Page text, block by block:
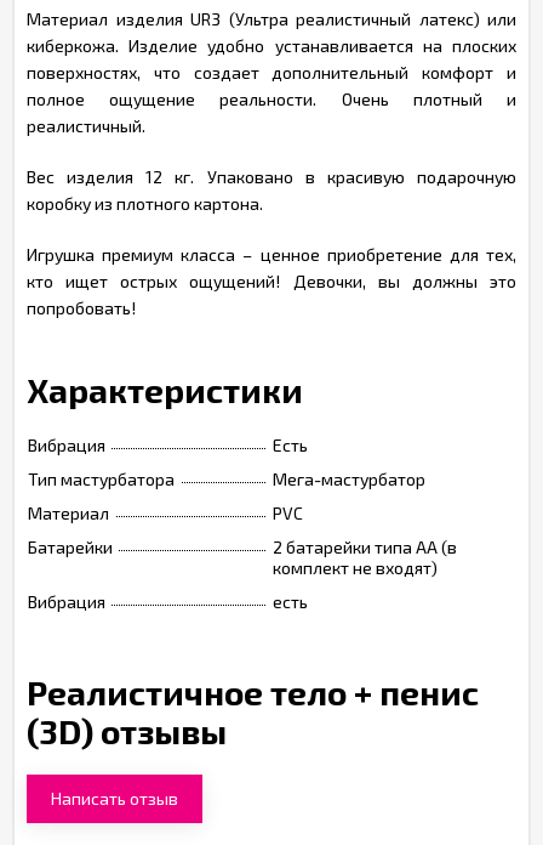
Материал изделия UR3 (Ультра реалистичный латекс) или
киберкожа. Изделие удобно устанавливается на плоских
поверхностях, что создает дополнительный комфорт и
полное ощущение реальности. Очень плотный и
реалистичный.
Вес изделия 12 кг. Упаковано в красивую подарочную
коробку из плотного картона.
Игрушка премиум класса – ценное приобретение для тех,
кто ищет острых ощущений! Девочки, вы должны это
попробовать!
Характеристики
Вибрация
Есть
Тип мастурбатора
Мега-мастурбатор
Материал
PVC
Батарейки
2 батарейки типа АА (в
комплект не входят)
Вибрация
есть
Реалистичное тело + пенис
(3D) отзывы
Написать отзыв